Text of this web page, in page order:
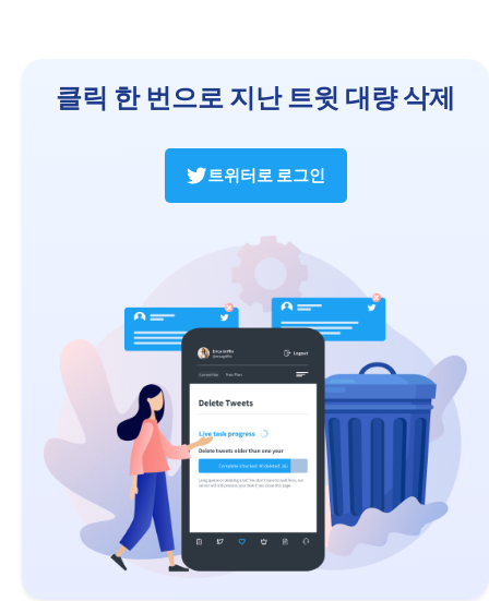
클릭 한 번으로 지난 트윗 대량 삭제
트위터로 로그인